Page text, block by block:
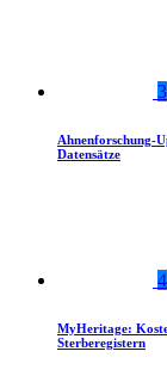
3
Ahnenforschung-
Datensätze
4
MyHeritage:
Sterberegistern